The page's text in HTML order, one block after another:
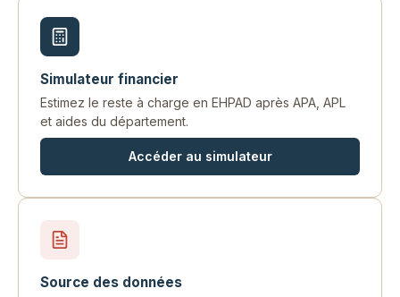
Simulateur financier
Estimez le reste à charge en EHPAD après APA, APL
et aides du département.
Accéder au simulateur
Source des données